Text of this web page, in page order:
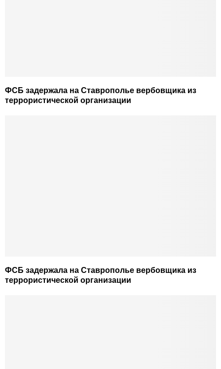
ФСБ задержала на Ставрополье вербовщика из
террористической организации
ФСБ задержала на Ставрополье вербовщика из
террористической организации